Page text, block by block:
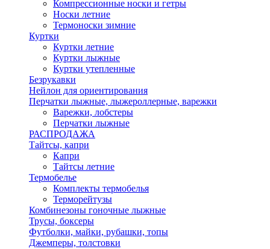
Компрессионные носки и гетры
Носки летние
Термоноски зимние
Куртки
Куртки летние
Куртки лыжные
Куртки утепленные
Безрукавки
Нейлон для ориентирования
Перчатки лыжные, лыжероллерные, варежки
Варежки, лобстеры
Перчатки лыжные
РАСПРОДАЖА
Тайтсы, капри
Капри
Тайтсы летние
Термобелье
Комплекты термобелья
Терморейтузы
Комбинезоны гоночные лыжные
Трусы, боксеры
Футболки, майки, рубашки, топы
Джемперы, толстовки